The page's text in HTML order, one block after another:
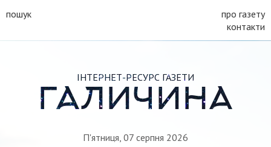
пошук
про газету
контакти
ІНТЕРНЕТ-РЕСУРС ГАЗЕТИ
ГАЛИЧИНА
П'ятниця, 07 серпня 2026